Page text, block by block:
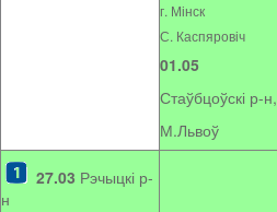
г. Мінск
С. Каспяровіч
01.05
Стаўбцоўскі р-н,
М.Львоў
27.03 Рэчыцкі р-
н